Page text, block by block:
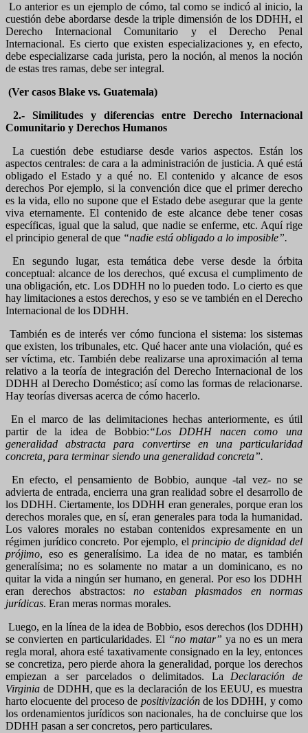
Lo anterior es un ejemplo de cómo, tal como se indicó al inicio, la
cuestión debe abordarse desde la triple dimensión de los DDHH, el
Derecho Internacional Comunitario y el Derecho Penal
Internacional. Es cierto que existen especializaciones y, en efecto,
debe especializarse cada jurista, pero la noción, al menos la noción
de estas tres ramas, debe ser integral.
(Ver casos Blake vs. Guatemala)
2.- Similitudes y diferencias entre Derecho Internacional
Comunitario y Derechos Humanos
La cuestión debe estudiarse desde varios aspectos. Están los
aspectos centrales: de cara a la administración de justicia. A qué está
obligado el Estado y a qué no. El contenido y alcance de esos
derechos Por ejemplo, si la convención dice que el primer derecho
es la vida, ello no supone que el Estado debe asegurar que la gente
viva eternamente. El contenido de este alcance debe tener cosas
específicas, igual que la salud, que nadie se enferme, etc. Aquí rige
el principio general de que “nadie está obligado a lo imposible”.
En segundo lugar, esta temática debe verse desde la órbita
conceptual: alcance de los derechos, qué excusa el cumplimento de
una obligación, etc. Los DDHH no lo pueden todo. Lo cierto es que
hay limitaciones a estos derechos, y eso se ve también en el Derecho
Internacional de los DDHH.
También es de interés ver cómo funciona el sistema: los sistemas
que existen, los tribunales, etc. Qué hacer ante una violación, qué es
ser víctima, etc. También debe realizarse una aproximación al tema
relativo a la teoría de integración del Derecho Internacional de los
DDHH al Derecho Doméstico; así como las formas de relacionarse.
Hay teorías diversas acerca de cómo hacerlo.
En el marco de las delimitaciones hechas anteriormente, es útil
partir de la idea de Bobbio:“Los DDHH nacen como una
generalidad abstracta para convertirse en una particularidad
concreta, para terminar siendo una generalidad concreta”.
En efecto, el pensamiento de Bobbio, aunque -tal vez- no se
advierta de entrada, encierra una gran realidad sobre el desarrollo de
los DDHH. Ciertamente, los DDHH eran generales, porque eran los
derechos morales que, en sí, eran generales para toda la humanidad.
Los valores morales no estaban contenidos expresamente en un
régimen jurídico concreto. Por ejemplo, elprincipio de dignidad del
prójimo, eso es generalísimo. La idea de no matar, es también
generalísima; no es solamente no matar a un dominicano, es no
quitar la vida a ningún ser humano, en general. Por eso los DDHH
eran derechos abstractos:no estaban plasmados en normas
jurídicas. Eran meras normas morales.
Luego, en la línea de la idea de Bobbio, esos derechos (los DDHH)
se convierten en particularidades. El “no matar” ya no es un mera
regla moral, ahora esté taxativamente consignado en la ley, entonces
se concretiza, pero pierde ahora la generalidad, porque los derechos
empiezan a ser parcelados o delimitados. La Declaración de
Virginia de DDHH, que es la declaración de los EEUU, es muestra
harto elocuente del proceso de positivizaciónde los DDHH, y como
los ordenamientos jurídicos son nacionales, ha de concluirse que los
DDHH pasan a ser concretos, pero particulares.